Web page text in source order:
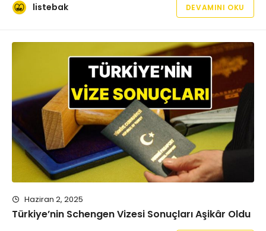
listebak DEVAMINI OKU
Haziran 2, 2025
Türkiye’nin Schengen Vizesi Sonuçları Aşikâr Oldu